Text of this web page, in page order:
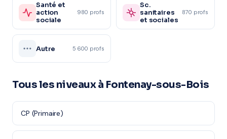
Santé et
action
sociale
980 profs
Sc.
sanitaires
et sociales
870 profs
Autre 5 600 profs
Tous les niveaux à Fontenay-sous-Bois
CP (Primaire)